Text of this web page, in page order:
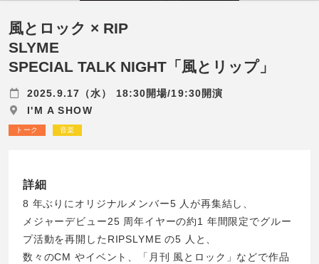
風とロック × RIP
SLYME
SPECIAL TALK NIGHT「風とリップ」
2025.9.17（水） 18:30開場/19:30開演
I'M A SHOW
トーク 音楽
詳細
8 年ぶりにオリジナルメンバー5 人が再集結し、
メジャーデビュー25 周年イヤーの約1 年間限定でグルー
プ活動を再開したRIPSLYME の5 人と、
数々のCM やイベント、「月刊 風とロック」などで作品